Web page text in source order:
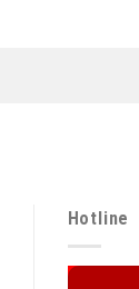
Hotline